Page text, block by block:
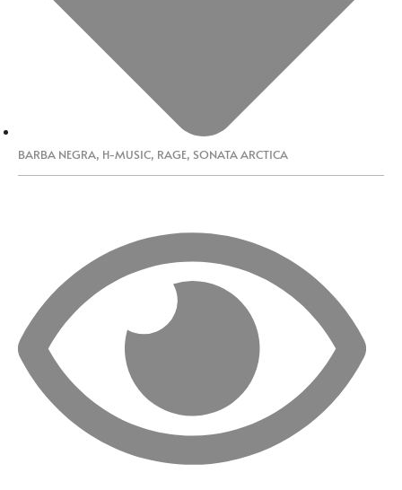
BARBA NEGRA, H-MUSIC, RAGE, SONATA ARCTICA